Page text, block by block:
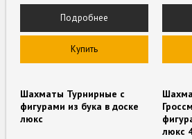
Подробнее
Купить
Шахматы Турнирные с
фигурами из бука в доске
люкс
люкс